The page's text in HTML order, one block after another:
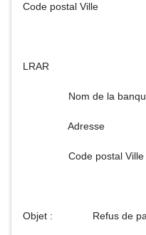
Code postal Ville
LRAR
Nom de la banque
Adresse
Code postal Ville
Objet : Refus de